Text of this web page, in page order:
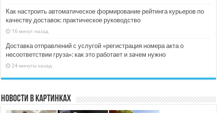
Как настроить автоматическое формирование рейтинга курьеров по
качеству доставок: практическое руководство
16 минут назад
Доставка отправлений с услугой «регистрация номера акта о
несоответствии груза»: как это работает и зачем нужно
24 минуты назад
Новости в картинках